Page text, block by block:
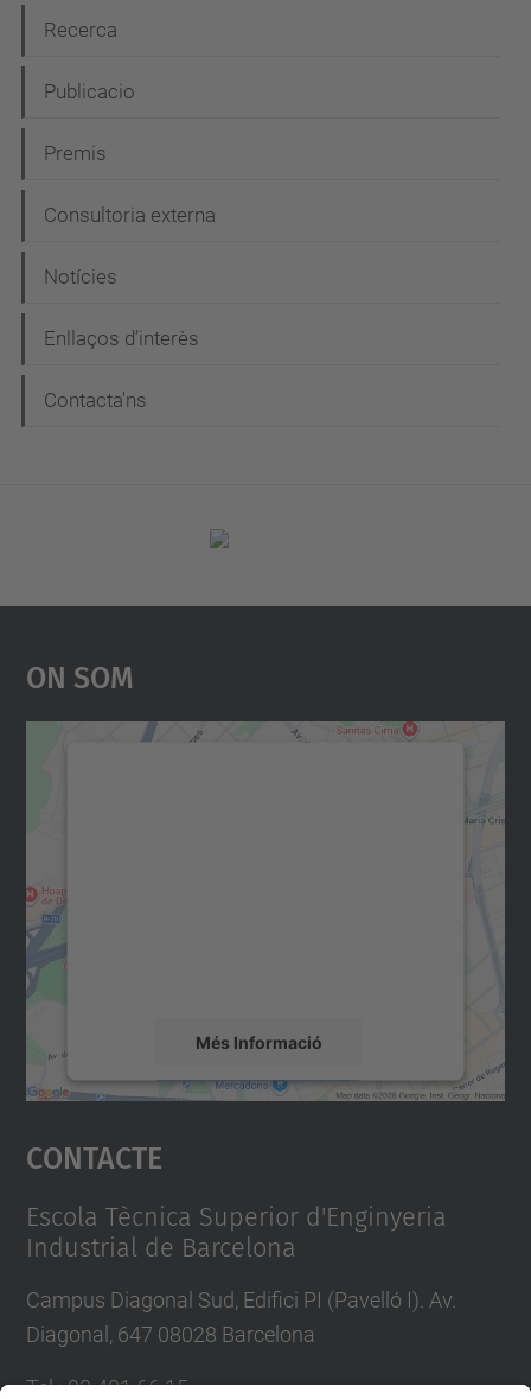
Recerca
Publicacio
Premis
Consultoria externa
Notícies
Enllaços d’interès
Contacta'ns
On Som
Més Informació
Accepta
powered by
Contacte
Escola Tècnica Superior d'Enginyeria
Industrial de Barcelona
Campus Diagonal Sud, Edifici PI (Pavelló I). Av.
Diagonal, 647 08028 Barcelona
Tel.:93 401 66 15